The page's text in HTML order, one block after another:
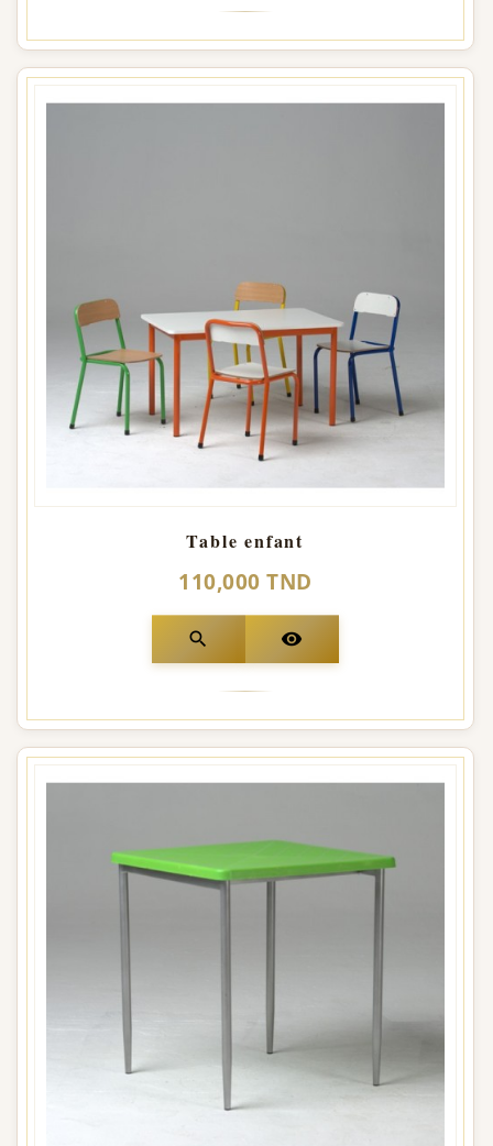
Table enfant
110,000 TND
search visibility